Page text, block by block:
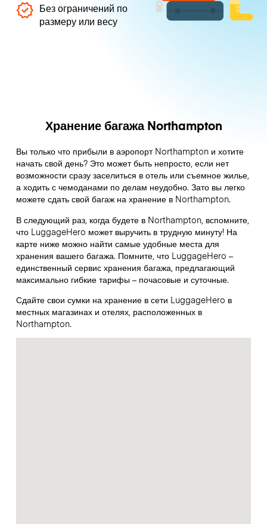
Без ограничений по
размеру или весу
Хранение багажа Northampton
Вы только что прибыли в аэропорт Northampton и хотите
начать свой день? Это может быть непросто, если нет
возможности сразу заселиться в отель или съемное жилье,
а ходить с чемоданами по делам неудобно. Зато вы легко
можете сдать свой багаж на хранение в Northampton.
В следующий раз, когда будете в Northampton, вспомните,
что LuggageHero может выручить в трудную минуту! На
карте ниже можно найти самые удобные места для
хранения вашего багажа. Помните, что LuggageHero –
единственный сервис хранения багажа, предлагающий
максимально гибкие тарифы – почасовые и суточные.
Сдайте свои сумки на хранение в сети LuggageHero в
местных магазинах и отелях, расположенных в
Northampton.